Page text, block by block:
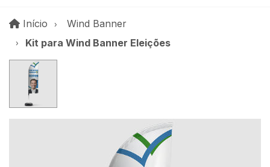
Início InícioWind Banner
Kit para Wind Banner Eleições